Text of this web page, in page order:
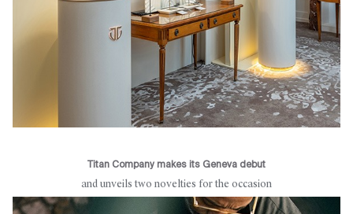
Titan Company makes its Geneva debut
and unveils two novelties for the occasion